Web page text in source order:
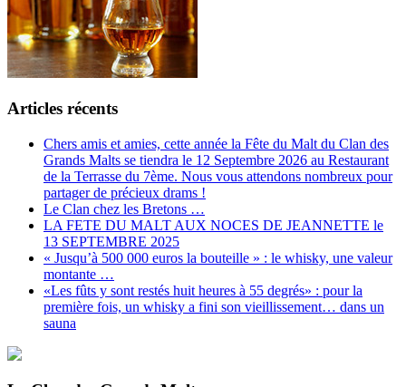
Articles récents
Chers amis et amies, cette année la Fête du Malt du Clan des
Grands Malts se tiendra le 12 Septembre 2026 au Restaurant
de la Terrasse du 7ème. Nous vous attendons nombreux pour
partager de précieux drams !
Le Clan chez les Bretons …
LA FETE DU MALT AUX NOCES DE JEANNETTE le
13 SEPTEMBRE 2025
« Jusqu’à 500 000 euros la bouteille » : le whisky, une valeur
montante …
«Les fûts y sont restés huit heures à 55 degrés» : pour la
première fois, un whisky a fini son vieillissement… dans un
sauna